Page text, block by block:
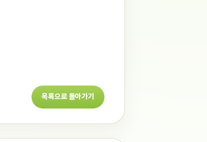
목록으로 돌아가기